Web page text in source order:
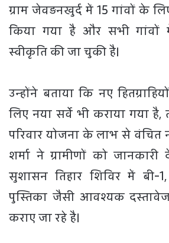
ग्राम जेवड़नखुर्द में 15 गांवों के
किया गया है और सभी
स्वीकृति की जा चुकी है।
उन्होंने बताया कि नए
लिए नया सर्वे भी कराया गया है,
परिवार योजना के लाभ से वंचित
शर्मा ने ग्रामीणों को
सुशासन तिहार शिविर में
पुस्तिका जैसी आवश्यक
कराए जा रहे है।